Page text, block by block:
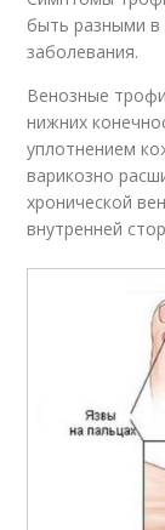
быть разными в
заболевания.
Венозные
нижних
уплотнением
варикозно
хронической
внутренней